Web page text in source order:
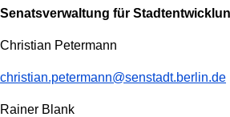
Senatsverwaltung für
Christian Petermann
christian.petermann@senstadt.berlin.de
Rainer Blank